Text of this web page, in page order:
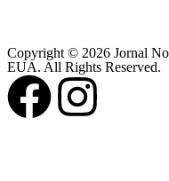
Copyright © 2026 Jornal
EUA. All Rights Reserved.